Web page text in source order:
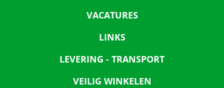
VACATURES
LINKS
LEVERING - TRANSPORT
VEILIG WINKELEN